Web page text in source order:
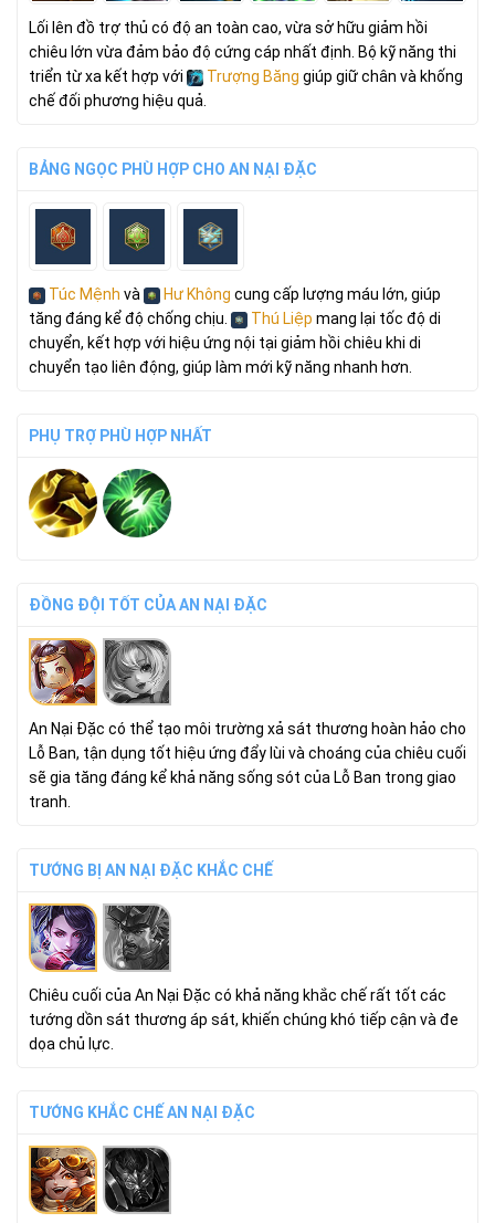
Lối lên đồ trợ thủ có độ an toàn cao, vừa sở hữu giảm hồi
chiêu lớn vừa đảm bảo độ cứng cáp nhất định. Bộ kỹ năng thi
triển từ xa kết hợp với
Trượng Băng giúp giữ chân và khống
chế đối phương hiệu quả.
BẢNG NGỌC PHÙ HỢP CHO AN NẠI ĐẶC
Túc Mệnh và Hư Không cung cấp lượng máu lớn, giúp
tăng đáng kể độ chống chịu.
Thú Liệp mang lại tốc độ di
chuyển, kết hợp với hiệu ứng nội tại giảm hồi chiêu khi di
chuyển tạo liên động, giúp làm mới kỹ năng nhanh hơn.
PHỤ TRỢ PHÙ HỢP NHẤT
ĐỒNG ĐỘI TỐT CỦA AN NẠI ĐẶC
An Nại Đặc có thể tạo môi trường xả sát thương hoàn hảo cho
Lỗ Ban, tận dụng tốt hiệu ứng đẩy lùi và choáng của chiêu cuối
sẽ gia tăng đáng kể khả năng sống sót của Lỗ Ban trong giao
tranh.
TƯỚNG BỊ AN NẠI ĐẶC KHẮC CHẾ
Chiêu cuối của An Nại Đặc có khả năng khắc chế rất tốt các
tướng dồn sát thương áp sát, khiến chúng khó tiếp cận và đe
dọa chủ lực.
TƯỚNG KHẮC CHẾ AN NẠI ĐẶC